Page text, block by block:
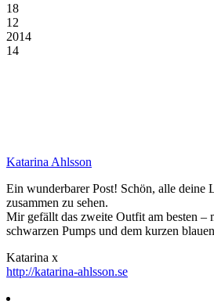
18
12
2014
14
Katarina Ahlsson
Ein wunderbarer Post! Schön, alle deine
zusammen zu sehen.
Mir gefällt das zweite Outfit am besten –
schwarzen Pumps und dem kurzen
Katarina x
http://katarina-ahlsson.se